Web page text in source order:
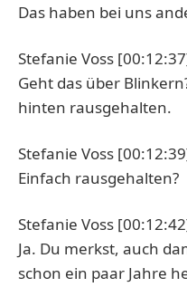
Das haben bei uns
Stefanie Voss
Geht das über
hinten rausgehalten.
Stefanie Voss
Einfach rausgehalten?
Stefanie Voss
Ja. Du merkst, auch
schon ein paar Jahre